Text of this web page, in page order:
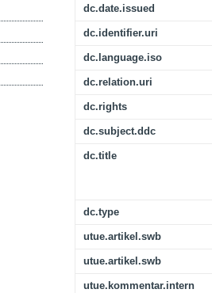
dc.date.issued
dc.identifier.uri
dc.language.iso
dc.relation.uri
dc.rights
dc.subject.ddc
dc.title
dc.type
utue.artikel.swb
utue.artikel.swb
utue.kommentar.intern